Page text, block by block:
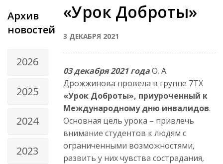
Архив
новостей
2026
2025
2024
2023
«Урок Доброты»
3 ДЕКАБРЯ 2021
03 декабря 2021 годаО. А.
Дрожжинова провела в группе 7ТХ
«Урок Доброты», приуроченный к
Международному дню инвалидов.
Основная цель урока – привлечь
внимание студентов к людям с
ограниченными возможностями,
развить у них чувства сострадания,